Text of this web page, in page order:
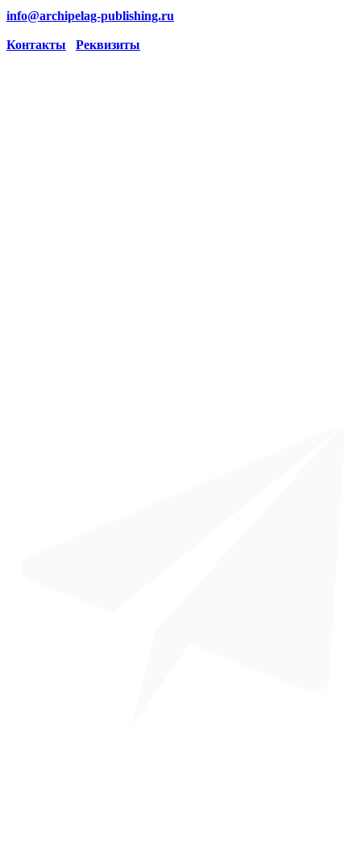
info@archipelag-publishing.ru
Контакты Реквизиты